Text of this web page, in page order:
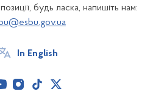
будь ласка, напишіть нам:
In English